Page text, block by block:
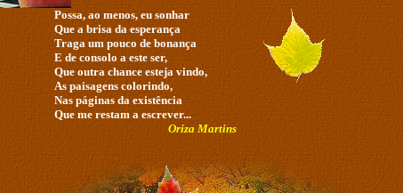
Possa, ao menos, eu sonhar
Que a brisa da esperança
Traga um pouco de bonança
E de consolo a este ser,
Que outra chance esteja vindo,
As paisagens colorindo,
Nas páginas da existência
Que me restam a escrever...
Oriza Martins